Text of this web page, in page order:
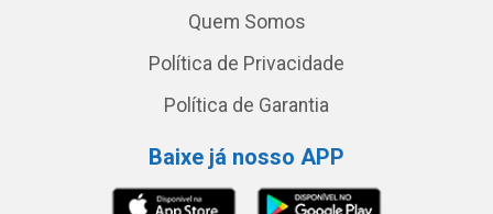
Quem Somos
Política de Privacidade
Política de Garantia
Baixe já nosso APP